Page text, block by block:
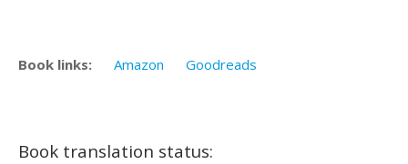
Book links: Amazon Goodreads
Book translation status: